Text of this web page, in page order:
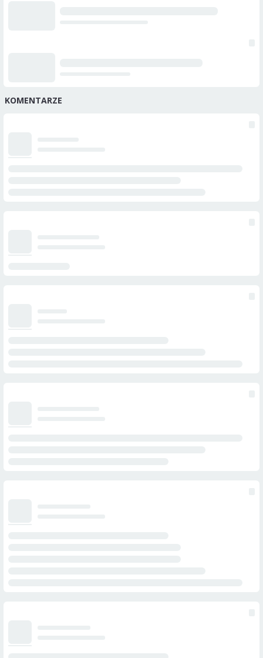
KOMENTARZE